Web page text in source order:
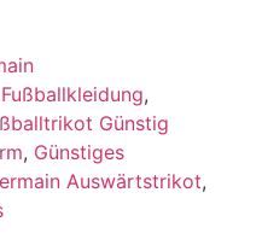
Fußballkleidung,
Günstig
, Günstiges
Auswärtstrikot,